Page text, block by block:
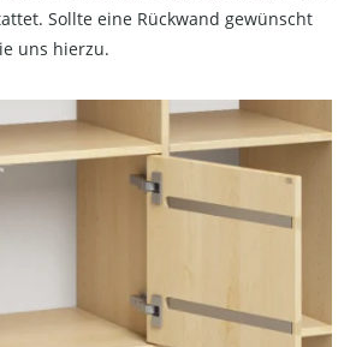
Sollte eine Rückwand gewünscht
uns hierzu.